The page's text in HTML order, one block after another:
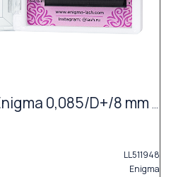
Черные ресницы Enigma 0,085/D+/8 mm + (16 линий)
LL511948
Enigma